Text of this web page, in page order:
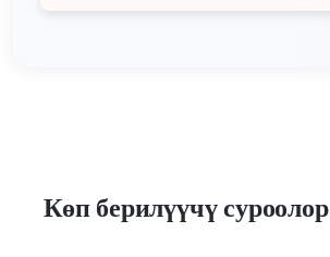
Көп берилүүчү суроолор